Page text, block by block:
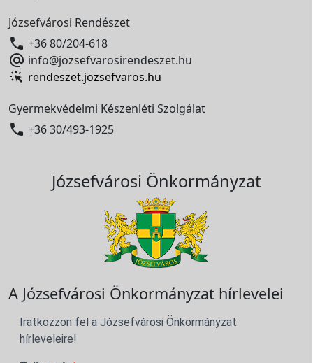
Józsefvárosi Rendészet
 +36 80/204-618
 info@jozsefvarosirendeszet.hu
rendeszet.jozsefvaros.hu
Gyermekvédelmi Készenléti Szolgálat
 +36 30/493-1925
Józsefvárosi Önkormányzat
A Józsefvárosi Önkormányzat hírlevelei
Iratkozzon fel a Józsefvárosi Önkormányzat
hírleveleire!